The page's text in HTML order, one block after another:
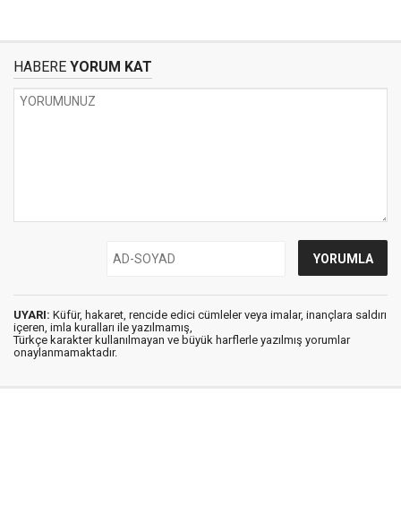
HABERE YORUM KAT
UYARI: Küfür, hakaret, rencide edici cümleler veya imalar, inançlara saldırı
içeren, imla kuralları ile yazılmamış,
Türkçe karakter kullanılmayan ve büyük harflerle yazılmış yorumlar
onaylanmamaktadır.